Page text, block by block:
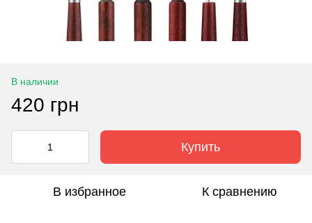
В наличии
420 грн
Купить
В избранное К сравнению